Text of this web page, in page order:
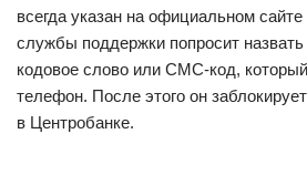
всегда указан на официальном
службы поддержки попросит
кодовое слово или СМС-код,
телефон. После этого он
в Центробанке.